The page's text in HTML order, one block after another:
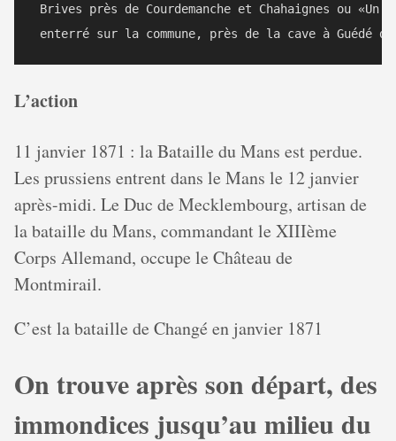
Brives près de Courdemanche et Chahaignes ou
L’action
11 janvier 1871 : la Bataille du Mans est perdue.
Les prussiens entrent dans le Mans le 12 janvier
après-midi. Le Duc de Mecklembourg, artisan de
la bataille du Mans, commandant le XIIIème
Corps Allemand, occupe le Château de
Montmirail.
C’est la bataille de Changé en janvier 1871
On trouve après son départ, des
immondices jusqu’au milieu du